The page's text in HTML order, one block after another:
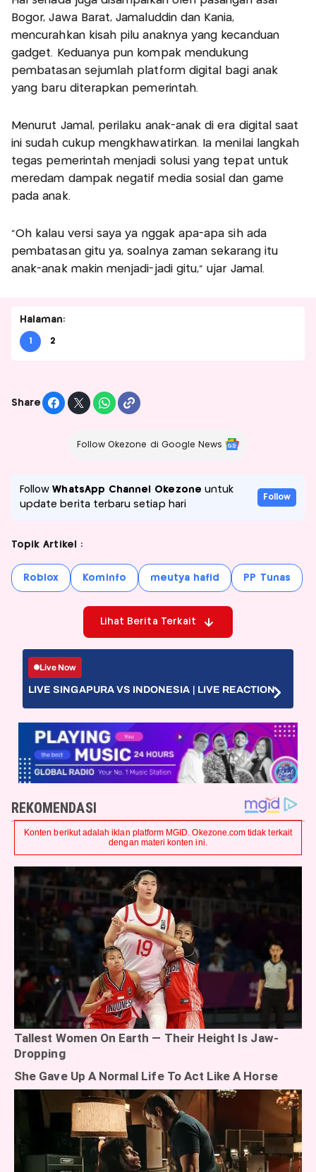
Bogor, Jawa Barat, Jamaluddin dan Kania,
mencurahkan kisah pilu anaknya yang kecanduan
gadget. Keduanya pun kompak mendukung
pembatasan sejumlah platform digital bagi anak
yang baru diterapkan pemerintah.
Menurut Jamal, perilaku anak-anak di era digital saat
ini sudah cukup mengkhawatirkan. Ia menilai langkah
tegas pemerintah menjadi solusi yang tepat untuk
meredam dampak negatif media sosial dan game
pada anak.
"Oh kalau versi saya ya nggak apa-apa sih ada
pembatasan gitu ya, soalnya zaman sekarang itu
anak-anak makin menjadi-jadi gitu," ujar Jamal.
Halaman:
1 2
Share
Follow Okezone di Google News
FollowWhatsApp Channel Okezone untuk
update berita terbaru setiap hari
Follow
Topik Artikel :
Roblox Kominfo meutya hafid PP Tunas
Lihat Berita Terkait
Live Now
LIVE SINGAPURA VS INDONESIA | LIVE REACTION